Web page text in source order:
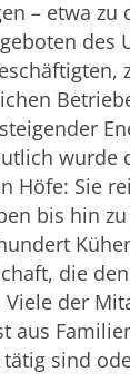
– etwa zu
des
wurde
Höfe: Sie
bis hin
die
der
aus
sind